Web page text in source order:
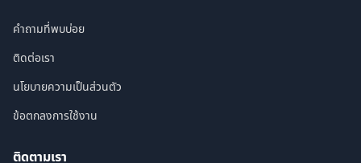
คำถามที่พบบ่อย
ติดต่อเรา
นโยบายความเป็นส่วนตัว
ข้อตกลงการใช้งาน
ติดตามเรา